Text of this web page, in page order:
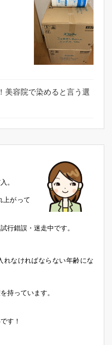
美容院で染めると言う選
。
上がって
行錯誤・迷走中です。
れなければならない年齢にな
持っています。
す！